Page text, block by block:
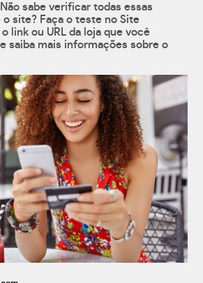
sabe verificar todas essas
site? Faça o teste no Site
link ou URL da loja que você
saiba mais informações sobre o